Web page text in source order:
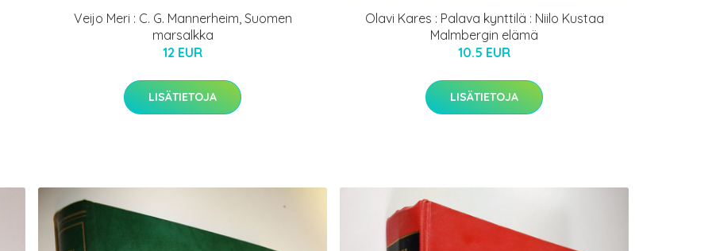
Veijo Meri : C. G. Mannerheim, Suomen
marsalkka
12 EUR
LISÄTIETOJA
Olavi Kares : Palava kynttilä : Niilo Kustaa
Malmbergin elämä
10.5 EUR
LISÄTIETOJA